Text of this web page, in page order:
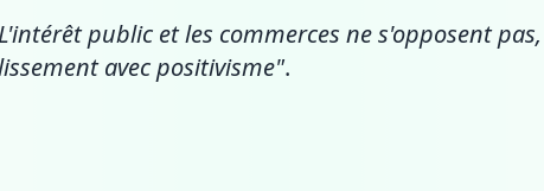
public et les commerces ne s'opposent
avec positivisme".